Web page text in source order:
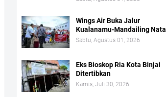
Wings Air Buka Jalur
Kualanamu-Mandailing Natal
Sabtu, Agustus 01, 2026
Eks Bioskop Ria Kota Binjai
Ditertibkan
Kamis, Juli 30, 2026